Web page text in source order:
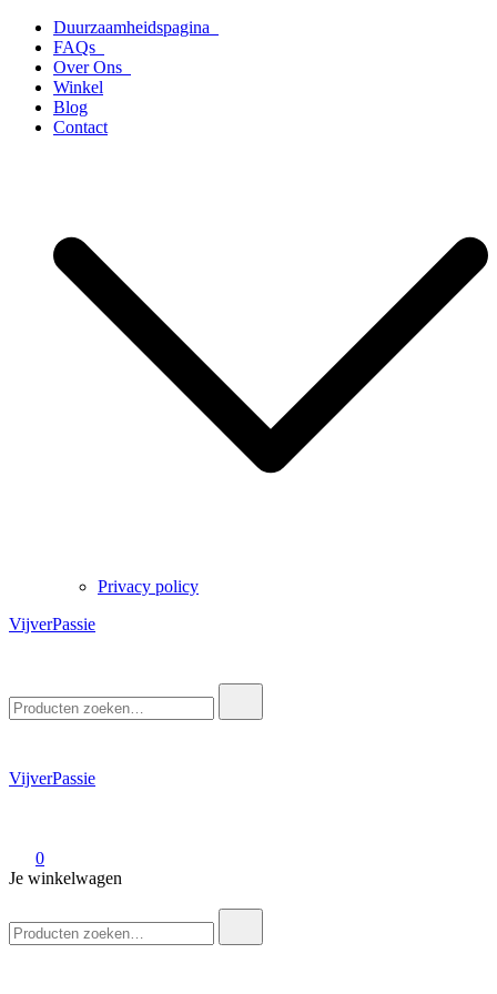
naar
inhoud
Duurzaamheidspagina
FAQs
Over Ons
Winkel
Blog
Contact
Privacy policy
VijverPassie
naar:
VijverPassie
0
Je winkelwagen
naar: